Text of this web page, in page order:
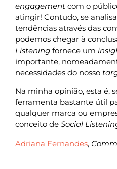
engagement com o
atingir! Contudo, se
tendências através das
podemos chegar à
Listening fornece um
importante,
necessidades do nosso
Na minha opinião, esta é,
ferramenta bastante útil
qualquer marca ou
conceito de Social
Adriana Fernandes,